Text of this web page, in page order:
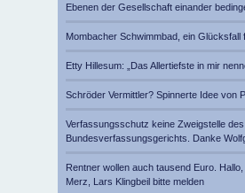
Ebenen der Gesellschaft einander
Mombacher Schwimmbad, ein Glücksfall
Etty Hillesum: „Das Allertiefste in mir
Schröder Vermittler? Spinnerte Idee von
Verfassungsschutz keine Zweigstelle des
Bundesverfassungsgerichts. Danke
Rentner wollen auch tausend Euro.
Merz, Lars Klingbeil bitte melden